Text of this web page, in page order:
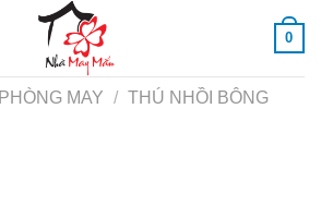
0
PHÒNG MAY / THÚ NHỒI BÔNG